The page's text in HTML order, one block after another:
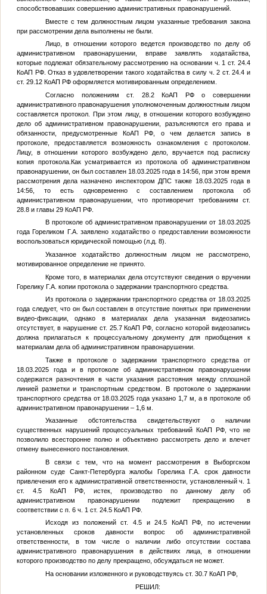
способствовавших совершению административных правонарушений.
Вместе с тем должностным лицом указанные требования закона
при рассмотрении дела выполнены не были.
Лицо, в отношении которого ведется производство по делу об
административном правонарушении, вправе заявлять ходатайства,
которые подлежат обязательному рассмотрению на основании ч. 1 ст. 24.4
КоАП РФ. Отказ в удовлетворении такого ходатайства в силу ч. 2 ст. 24.4 и
ст. 29.12 КоАП РФ оформляется мотивированным определением.
Согласно положениям ст. 28.2 КоАП РФ о совершении
административного правонарушения уполномоченным должностным лицом
составляется протокол. При этом лицу, в отношении которого возбуждено
дело об административном правонарушении, разъясняются его права и
обязанности, предусмотренные КоАП РФ, о чем делается запись в
протоколе, предоставляется возможность ознакомления с протоколом.
Лицу, в отношении которого возбуждено дело, вручается под расписку
копия протокола.Как усматривается из протокола об административном
правонарушении, он был составлен 18.03.2025 года в 14:56, при этом время
рассмотрения дела назначено инспектором ДПС также 18.03.2025 года в
14:56, то есть одновременно с составлением протокола об
административном правонарушении, что противоречит требованиям ст.
28.8 и главы 29 КоАП РФ.
В протоколе об административном правонарушении от 18.03.2025
года Гореликом Г.А. заявлено ходатайство о предоставлении возможности
воспользоваться юридической помощью (л.д. 8).
Указанное ходатайство должностным лицом не рассмотрено,
мотивированное определение не принято.
Кроме того, в материалах дела отсутствуют сведения о вручении
Горелику Г.А. копии протокола о задержании транспортного средства.
Из протокола о задержании транспортного средства от 18.03.2025
года следует, что он был составлен в отсутствие понятых при применении
видео-фиксации, однако в материалах дела указанная видеозапись
отсутствует, в нарушение ст. 25.7 КоАП РФ, согласно которой видеозапись
должна прилагаться к процессуальному документу для приобщения к
материалам дела об административном правонарушении.
Также в протоколе о задержании транспортного средства от
18.03.2025 года и в протоколе об административном правонарушении
содержатся разночтения в части указания расстояния между сплошной
линией разметки и транспортным средством. В протоколе о задержании
транспортного средства от 18.03.2025 года указано 1,7 м, а в протоколе об
административном правонарушении – 1,6 м.
Указанные обстоятельства свидетельствуют о наличии
существенных нарушений процессуальных требований КоАП РФ, что не
позволило всесторонне полно и объективно рассмотреть дело и влечет
отмену вынесенного постановления.
В связи с тем, что на момент рассмотрения в Выборгском
районном суде Санкт-Петербурга жалобы Горелика Г.А.
срок давности
привлечения его к административной ответственности, установленный ч. 1
ст. 4.5 КоАП РФ, истек, производство по данному делу об
административном правонарушении подлежит прекращению в
соответствии с п. 6 ч. 1 ст. 24.5 КоАП РФ.
Исходя из положений ст. 4.5 и 24.5 КоАП РФ, по истечении
установленных сроков давности вопрос об административной
ответственности, в том числе о наличии либо отсутствии состава
административного правонарушения в действиях лица, в отношении
которого производство по делу прекращено, обсуждаться не может.
На основании изложенного и руководствуясь ст. 30.7 КоАП РФ,
РЕШИЛ: